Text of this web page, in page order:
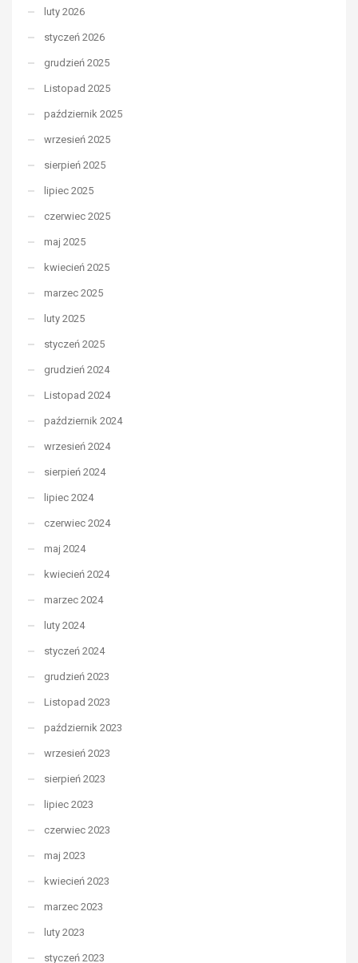
luty 2026
styczeń 2026
grudzień 2025
Listopad 2025
październik 2025
wrzesień 2025
sierpień 2025
lipiec 2025
czerwiec 2025
maj 2025
kwiecień 2025
marzec 2025
luty 2025
styczeń 2025
grudzień 2024
Listopad 2024
październik 2024
wrzesień 2024
sierpień 2024
lipiec 2024
czerwiec 2024
maj 2024
kwiecień 2024
marzec 2024
luty 2024
styczeń 2024
grudzień 2023
Listopad 2023
październik 2023
wrzesień 2023
sierpień 2023
lipiec 2023
czerwiec 2023
maj 2023
kwiecień 2023
marzec 2023
luty 2023
styczeń 2023